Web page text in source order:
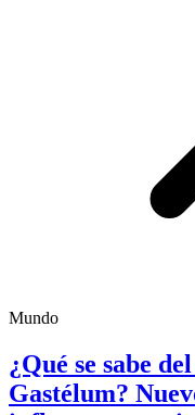
Mundo
¿Qué se sabe
Gastélum?